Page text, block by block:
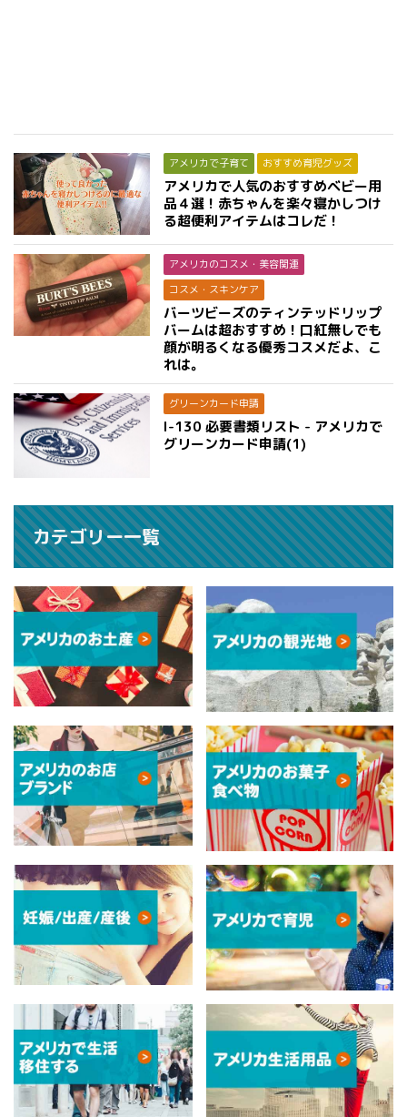
アメリカで子育て おすすめ育児グッズ
アメリカで人気のおすすめベビー用
品４選！赤ちゃんを楽々寝かしつけ
る超便利アイテムはコレだ！
アメリカのコスメ・美容関連
コスメ・スキンケア
バーツビーズのティンテッドリップ
バームは超おすすめ！口紅無しでも
顔が明るくなる優秀コスメだよ、こ
れは。
グリーンカード申請
I-130 必要書類リスト - アメリカで
グリーンカード申請(1)
カテゴリー一覧